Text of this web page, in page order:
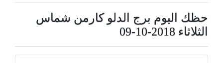
حظك اليوم برج الدلو كارمن شماس
الثلاثاء 2018-10-09